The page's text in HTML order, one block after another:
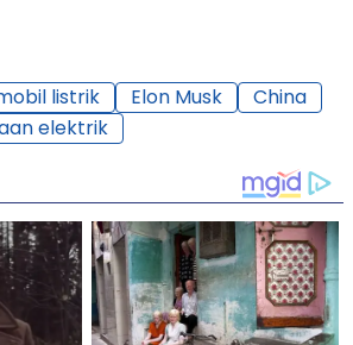
listrik Elon Musk
China
elektrik